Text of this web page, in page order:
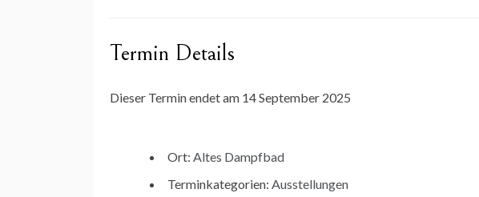
Termin Details
Dieser Termin endet am 14 September 2025
Ort: Altes Dampfbad
Terminkategorien: Ausstellungen